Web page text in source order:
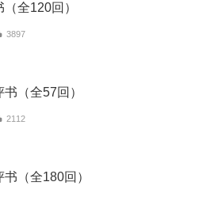
全120回）
3897
（全57回）
2112
（全180回）